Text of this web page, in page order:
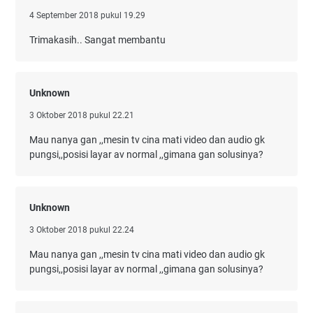
4 September 2018 pukul 19.29
Trimakasih.. Sangat membantu
Unknown
3 Oktober 2018 pukul 22.21
Mau nanya gan ,,mesin tv cina mati video dan audio gk
pungsi,,posisi layar av normal ,,gimana gan solusinya?
Unknown
3 Oktober 2018 pukul 22.24
Mau nanya gan ,,mesin tv cina mati video dan audio gk
pungsi,,posisi layar av normal ,,gimana gan solusinya?